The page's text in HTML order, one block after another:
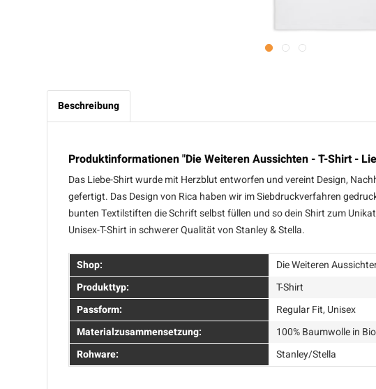
Beschreibung
Produktinformationen "Die Weiteren Aussichten - T-Shirt -
Das Liebe-Shirt wurde mit Herzblut entworfen und vereint Design,
gefertigt. Das Design von Rica haben wir im Siebdruckverfahren
bunten Textilstiften die Schrift selbst füllen und so dein Shirt zum
Unisex-T-Shirt in schwerer Qualität von Stanley & Stella.
Shop:
Die Weiteren
Produkttyp:
T-Shirt
Passform:
Regular Fit, Unisex
Materialzusammensetzung:
100% Baumwolle in
Rohware:
Stanley/Stella